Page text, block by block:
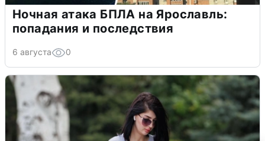
Ночная атака БПЛА на Ярославль:
попадания и последствия
6 августа 0